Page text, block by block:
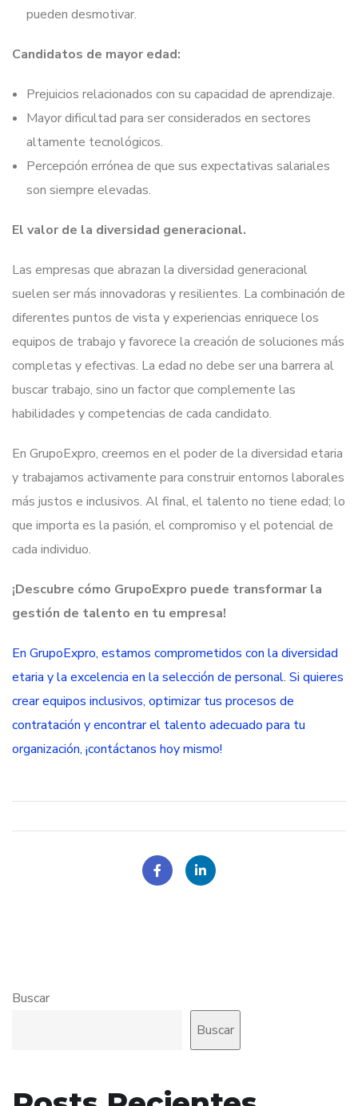
pueden desmotivar.
Candidatos de mayor edad:
Prejuicios relacionados con su capacidad de aprendizaje.
Mayor dificultad para ser considerados en sectores
altamente tecnológicos.
Percepción errónea de que sus expectativas salariales
son siempre elevadas.
El valor de la diversidad generacional.
Las empresas que abrazan la diversidad generacional
suelen ser más innovadoras y resilientes. La combinación de
diferentes puntos de vista y experiencias enriquece los
equipos de trabajo y favorece la creación de soluciones más
completas y efectivas. La edad no debe ser una barrera al
buscar trabajo, sino un factor que complemente las
habilidades y competencias de cada candidato.
En GrupoExpro, creemos en el poder de la diversidad etaria
y trabajamos activamente para construir entornos laborales
más justos e inclusivos. Al final, el talento no tiene edad; lo
que importa es la pasión, el compromiso y el potencial de
cada individuo.
¡Descubre cómo GrupoExpro puede transformar la
gestión de talento en tu empresa!
En GrupoExpro, estamos comprometidos con la diversidad
etaria y la excelencia en la selección de personal. Si quieres
crear equipos inclusivos, optimizar tus procesos de
contratación y encontrar el talento adecuado para tu
organización, ¡contáctanos hoy mismo!
Buscar
Buscar